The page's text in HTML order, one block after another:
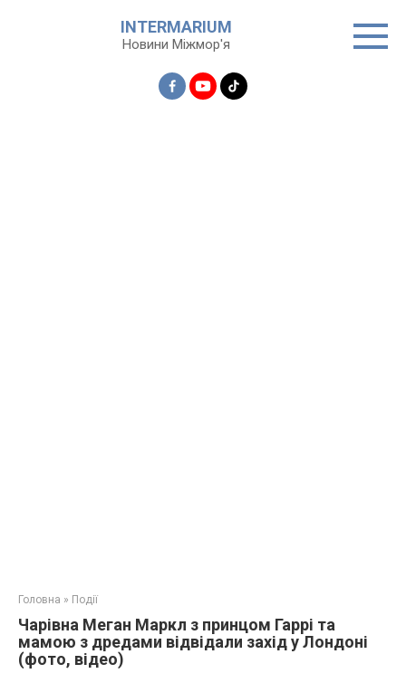
INTERMARIUM
Новини Міжмор'я
Головна » Події
Чарівна Меган Маркл з принцом Гаррі та
мамою з дредами відвідали захід у Лондоні
(фото, відео)